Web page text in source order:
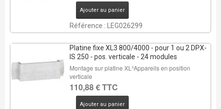
Ajouter au panier
Référence : LEG026299
Platine fixe XL3 800/4000 - pour 1 ou 2 DPX-
IS 250 - pos. verticale - 24 modules
Montage sur platine XL³Appareils en position
verticale
110,88 € TTC
Ajouter au panier